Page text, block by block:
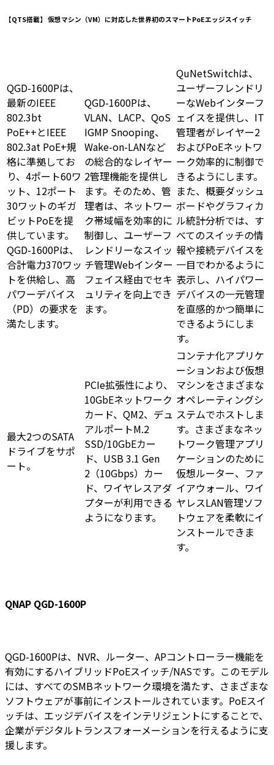
【QTS搭載】 仮想マシン（VM）に対応した世界初のスマートPoEエッジスイッチ
QGD-1600Pは、
最新のIEEE
802.3bt
PoE++とIEEE
802.3at PoE+規
格に準拠してお
り、4ポート60ワ
ット、12ポート
30ワットのギガ
ビットPoEを提
供しています。
QGD-1600Pは、
合計電力370ワッ
トを供給し、高
パワーデバイス
（PD）の要求を
満たします。
QGD-1600Pは、
VLAN、LACP、QoS
IGMP Snooping、
Wake-on-LANなど
の総合的なレイヤー
2管理機能を提供し
ます。そのため、管
理者は、ネットワー
ク帯域幅を効率的に
制御し、ユーザーフ
レンドリーなスイッ
チ管理Webインター
フェイス経由でセキ
ュリティを向上でき
ます。
QuNetSwitchは、
ユーザーフレンドリ
ーなWebインターフ
ェイスを提供し、IT
管理者がレイヤー2
およびPoEネットワ
ーク効率的に制御で
きるようにします。
また、概要ダッシュ
ボードやグラフィカ
ル統計分析では、す
べてのスイッチの情
報や接続デバイスを
一目でわかるように
表示し、ハイパワー
デバイスの一元管理
を直感的かつ簡単に
できるようにしま
す。
最大2つのSATA
ドライブをサポ
ート。
PCIe拡張性により、
10GbEネットワーク
カード、QM2、デュ
アルポートM.2
SSD/10GbEカー
ド、USB 3.1 Gen
2（10Gbps）カー
ド、ワイヤレスアダ
プターが利用できる
ようになります。
コンテナ化アプリケ
ーションおよび仮想
マシンをさまざまな
オペレーティングシ
ステムでホストしま
す。さまざまなネッ
トワーク管理アプリ
ケーションのために
仮想ルーター、ファ
イアウォール、ワイ
ヤレスLAN管理ソフ
トウェアを柔軟にイ
ンストールできま
す。
QNAP QGD-1600P
QGD-1600Pは、NVR、ルーター、APコントローラー機能を
有効にするハイブリッドPoEスイッチ/NASです。このモデル
には、すべてのSMBネットワーク環境を満たす、さまざまな
ソフトウェアが事前にインストールされています。PoEスイ
ッチは、エッジデバイスをインテリジェントにすることで、
企業がデジタルトランスフォーメーションを行えるように支
援します。